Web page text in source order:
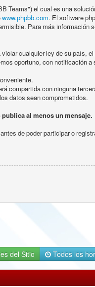
Teams") el cual es una
www.phpbb.com. El software
Para más información
cualquier ley de su país,
oportuno, con notificación a
compartida con ninguna
datos sean comprometidos.
al menos un mensaje.
de poder participar o
del Sitio Todos los